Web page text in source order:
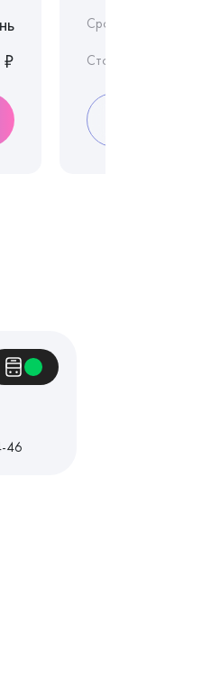
Срок исполнения:
Стоимость
46